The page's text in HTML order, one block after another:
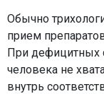
Обычно
прием
При дефицитных
человека не
внутрь